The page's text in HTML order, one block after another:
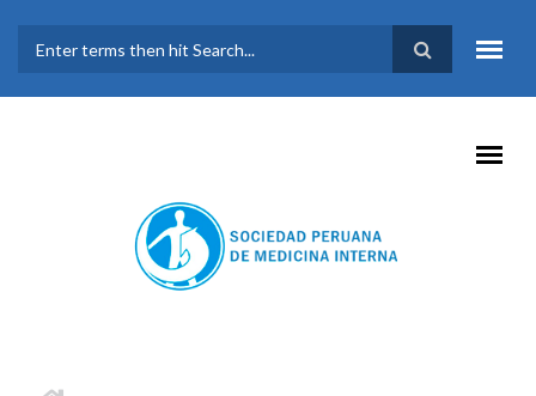
FORMULARIO DE
BÚSQUEDA